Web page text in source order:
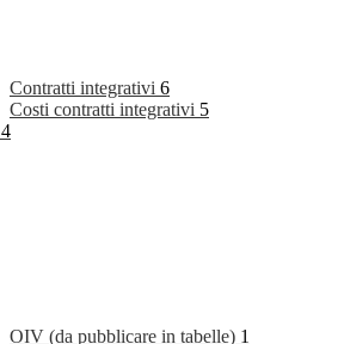
Contratti integrativi 6
Costi contratti integrativi 5
4
OIV (da pubblicare in tabelle) 1